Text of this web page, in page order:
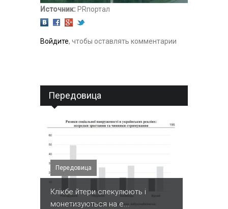
Источник: PRпортал
Войдите, чтобы оставлять комментарии
Передовица
Передовица
Клікбе йтери спекулюють і
монетизуються на е...